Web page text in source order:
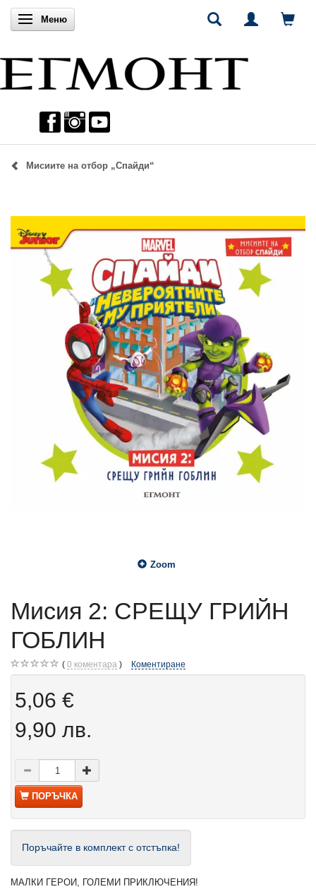
Включи навигацията
Меню
Мисиите на отбор „Спайди“
Zoom
Мисия 2: СРЕЩУ ГРИЙН
ГОБЛИН
0 коментара Коментиране
5,06 €
9,90 лв.
ПОРЪЧКА
Поръчайте в комплект с отстъпка!
МАЛКИ ГЕРОИ, ГОЛЕМИ ПРИКЛЮЧЕНИЯ!